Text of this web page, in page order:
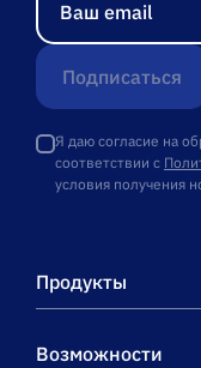
Подписаться
Я даю согласие на
соответствии с
условия получения
Продукты
Возможности